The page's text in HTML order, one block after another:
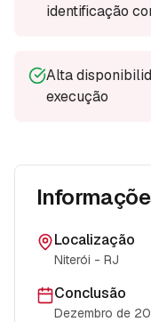
identificação
Alta
execução
Localização
Niterói - RJ
Conclusão
Dezembro de